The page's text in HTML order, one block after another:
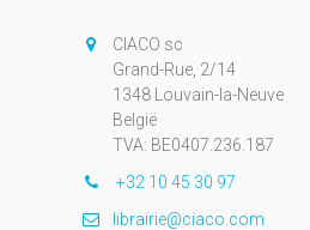
CIACO sc
Grand-Rue, 2/14
1348 Louvain-la-Neuve
België
TVA: BE0407.236.187
+32 10 45 30 97
librairie@ciaco.com